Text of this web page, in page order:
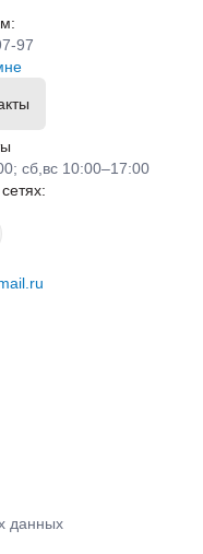
97
сб,вс 10:00–17:00
данных